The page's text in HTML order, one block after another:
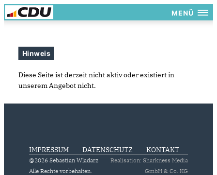
MENÜ
Hinweis
Diese Seite ist derzeit nicht aktiv oder existiert in
unserem Angebot nicht.
IMPRESSUM DATENSCHUTZ KONTAKT
@2026 Sebastian Wladarz
Alle Rechte vorbehalten.
Realisation: Sharkness Media
GmbH & Co. KG